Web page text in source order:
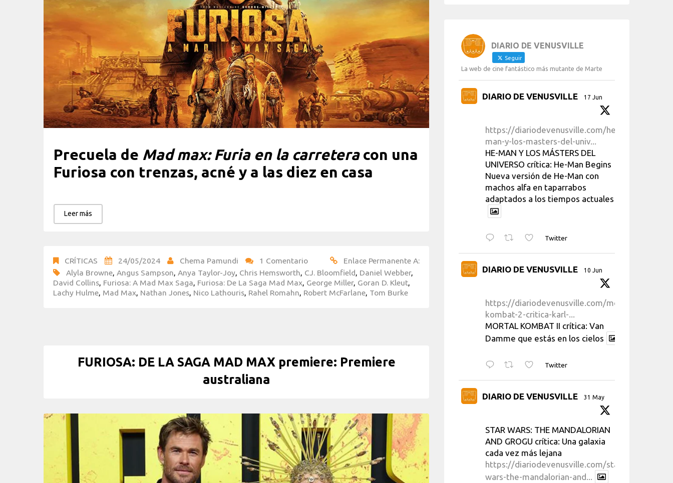
Precuela de Mad max: Furia en la carreteracon una
Furiosa con trenzas, acné y a las diez en casa
Leer más
CRÍTICAS 24/05/2024 Chema Pamundi 1 Comentario
Enlace Permanente A:
Alyla Browne, Angus Sampson, Anya Taylor-Joy, Chris Hemsworth, CJ. Bloomfield, Daniel Webber,
David Collins, Furiosa: A Mad Max Saga, Furiosa: De La Saga Mad Max, George Miller, Goran D. Kleut,
Lachy Hulme, Mad Max, Nathan Jones, Nico Lathouris, Rahel Romahn, Robert McFarlane, Tom Burke
FURIOSA: DE LA SAGA MAD MAX premiere: Premiere
australiana
DIARIO DE VENUSVILLE
Seguir
La web de cine fantástico más mutante de Marte
DIARIO DE VENUSVILLE 17 Jun
https://diariodevenusville.com/he-
man-y-los-masters-del-univ...
HE-MAN Y LOS MÁSTERS DEL
UNIVERSO crítica: He-Man Begins
Nueva versión de He-Man con
machos alfa en taparrabos
adaptados a los tiempos actuales
Twitter
DIARIO DE VENUSVILLE 10 Jun
https://diariodevenusville.com/mortal-
kombat-2-critica-karl-...
MORTAL KOMBAT II crítica: Van
Damme que estás en los cielos
Twitter
DIARIO DE VENUSVILLE 31 May
STAR WARS: THE MANDALORIAN
AND GROGU crítica: Una galaxia
cada vez más lejana
https://diariodevenusville.com/star-
wars-the-mandalorian-and...